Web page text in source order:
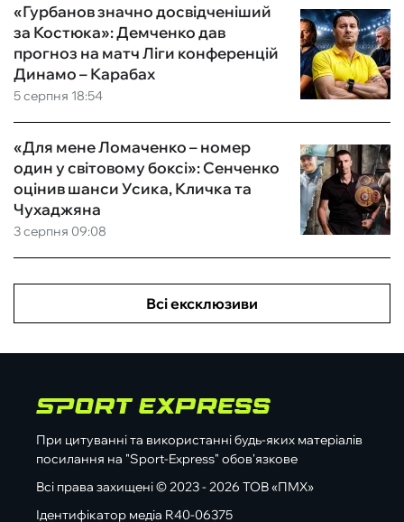
5 серпня 18:54
«Гурбанов значно досвідченіший
за Костюка»: Демченко дав
прогноз на матч Ліги конференцій
Динамо – Карабах
3 серпня 09:08
«Для мене Ломаченко – номер
один у світовому боксі»: Сенченко
оцінив шанси Усика, Кличка та
Чухаджяна
Всі ексклюзиви
При цитуванні та використанні будь-яких матеріалів
посилання на "Sport-Express" обов'язкове
Всі права захищені © 2023 - 2026 ТОВ «ПМХ»
Ідентифікатор медіа R40-06375